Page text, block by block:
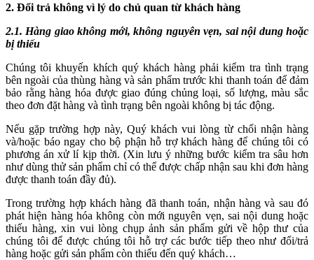
2. Đổi trả không vì lý do chủ quan từ khách hàng
2.1. Hàng giao không mới, không nguyên vẹn, sai nội dung hoặc
bị thiếu
Chúng tôi khuyến khích quý khách hàng phải kiểm tra tình trạng
bên ngoài của thùng hàng và sản phẩm trước khi thanh toán để đảm
bảo rằng hàng hóa được giao đúng chủng loại, số lượng, màu sắc
theo đơn đặt hàng và tình trạng bên ngoài không bị tác động.
Nếu gặp trường hợp này, Quý khách vui lòng từ chối nhận hàng
và/hoặc báo ngay cho bộ phận hỗ trợ khách hàng để chúng tôi có
phương án xử lí kịp thời. (Xin lưu ý những bước kiểm tra sâu hơn
như dùng thử sản phẩm chỉ có thể được chấp nhận sau khi đơn hàng
được thanh toán đầy đủ).
Trong trường hợp khách hàng đã thanh toán, nhận hàng và sau đó
phát hiện hàng hóa không còn mới nguyên vẹn, sai nội dung hoặc
thiếu hàng, xin vui lòng chụp ảnh sản phẩm gửi về hộp thư của
chúng tôi để được chúng tôi hỗ trợ các bước tiếp theo như đổi/trả
hàng hoặc gửi sản phẩm còn thiếu đến quý khách…